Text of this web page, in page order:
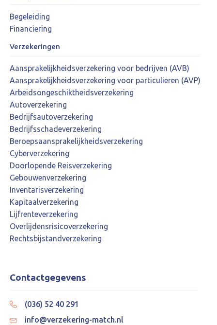
Begeleiding
Financiering
Verzekeringen
Aansprakelijkheidsverzekering voor bedrijven (AVB)
Aansprakelijkheidsverzekering voor particulieren (AVP)
Arbeidsongeschiktheidsverzekering
Autoverzekering
Bedrijfsautoverzekering
Bedrijfsschadeverzekering
Beroepsaansprakelijkheidsverzekering
Cyberverzekering
Doorlopende Reisverzekering
Gebouwenverzekering
Inventarisverzekering
Kapitaalverzekering
Lijfrenteverzekering
Overlijdensrisicoverzekering
Rechtsbijstandverzekering
Contactgegevens
(036) 52 40 291
info@verzekering-match.nl